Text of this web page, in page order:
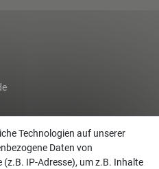
Preise aus dem Mobilfunknetz ggf.
Technologien auf unserer
Daten von
(z.B. IP-Adresse), um z.B. Inhalte